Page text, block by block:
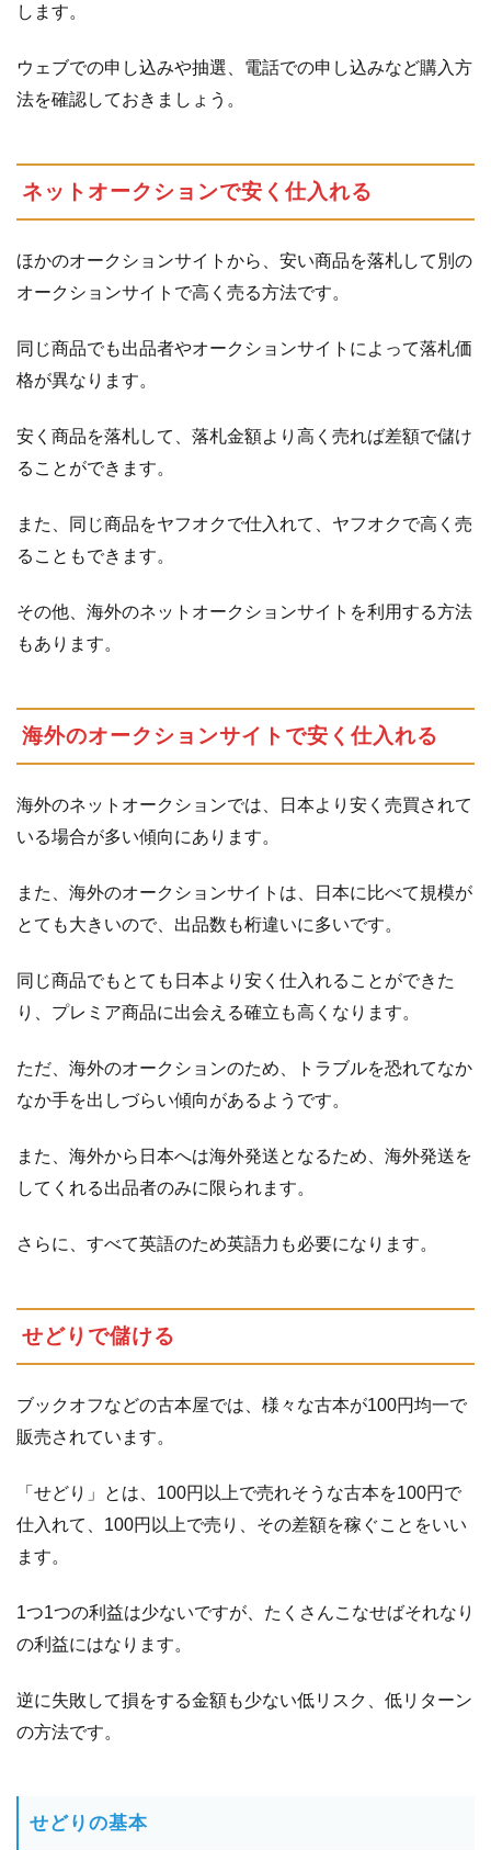
利
用
す
2 自
作
モ
ノ･
作
で
安
す
る
作
り
品
特
2.2 流
通
し
い
る
作
商
は
2.3
自
パ
ソ
ン
で
稼
2.3.1
安
パ
ー
を
仕
る
に
に出
品し
よ
う！
登
録
します。
ウェブでの申し込みや抽選、電話での申し込みなど購入方
法を確認しておきましょう。
ネットオークションで安く仕入れる
ほかのオークションサイトから、安い商品を落札して別の
オークションサイトで高く売る方法です。
同じ商品でも出品者やオークションサイトによって落札価
格が異なります。
安く商品を落札して、落札金額より高く売れば差額で儲け
ることができます。
また、同じ商品をヤフオクで仕入れて、ヤフオクで高く売
ることもできます。
その他、海外のネットオークションサイトを利用する方法
もあります。
海外のオークションサイトで安く仕入れる
海外のネットオークションでは、日本より安く売買されて
いる場合が多い傾向にあります。
また、海外のオークションサイトは、日本に比べて規模が
とても大きいので、出品数も桁違いに多いです。
同じ商品でもとても日本より安く仕入れることができた
り、プレミア商品に出会える確立も高くなります。
ただ、海外のオークションのため、トラブルを恐れてなか
なか手を出しづらい傾向があるようです。
また、海外から日本へは海外発送となるため、海外発送を
してくれる出品者のみに限られます。
さらに、すべて英語のため英語力も必要になります。
せどりで儲ける
ブックオフなどの古本屋では、様々な古本が100円均一で
販売されています。
「せどり」とは、100円以上で売れそうな古本を100円で
仕入れて、100円以上で売り、その差額を稼ぐことをいい
ます。
1つ1つの利益は少ないですが、たくさんこなせばそれなり
の利益にはなります。
逆に失敗して損をする金額も少ない低リスク、低リターン
の方法です。
せどりの基本